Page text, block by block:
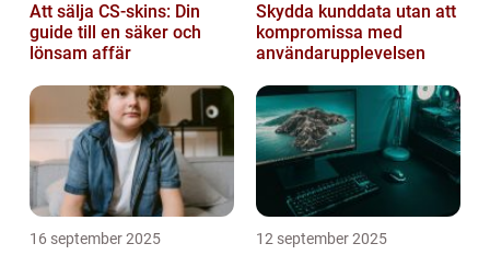
Att sälja CS-skins: Din
guide till en säker och
lönsam affär
Skydda kunddata utan att
kompromissa med
användarupplevelsen
16 september 2025 12 september 2025